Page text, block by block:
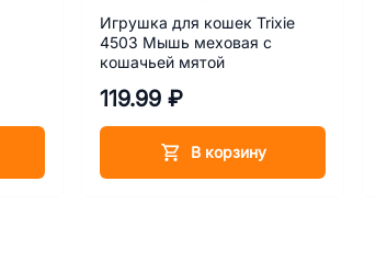
Игрушка для кошек Trixie
4503 Мышь меховая с
кошачьей мятой
119.99 ₽
В корзину